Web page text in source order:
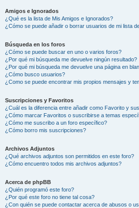
Amigos e Ignorados
¿Qué es la lista de Mis Amigos e Ignorados?
¿Cómo se puede añadir o borrar usuarios de mi lista
Búsqueda en los foros
¿Cómo se puede buscar en uno o varios foros?
¿Por qué mi búsqueda me devuelve ningún resultado?
¿Por qué mi búsqueda me devuelve una página en
¿Cómo busco usuarios?
¿Como se puede encontrar mis propios mensajes y
Suscripciones y Favoritos
¿Cuál es la diferencia entre añadir como Favorito y
¿Cómo marcar Favoritos o suscribirse a temas
¿Cómo me suscribo a un foro específico?
¿Cómo borro mis suscripciones?
Archivos Adjuntos
¿Qué archivos adjuntos son permitidos en este foro?
¿Cómo encuentro todos mis archivos adjuntos?
Acerca de phpBB
¿Quién programó este foro?
¿Por qué este foro no tiene tal cosa?
¿Con quién se puede contactar acerca de abusos o